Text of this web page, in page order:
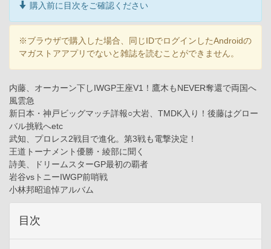
購入前に目次をご確認ください
※ブラウザで購入した場合、同じIDでログインしたAndroidの
マガストアアプリでないと雑誌を読むことができません。
内藤、オーカーン下しIWGP王座V1！鷹木もNEVER奪還で両国へ
風雲急
新日本・神戸ビッグマッチ詳報○大岩、TMDK入り！後藤はグロー
バル挑戦へetc
武知、プロレス2戦目で進化。第3戦も電撃決定！
王道トーナメント優勝・綾部に聞く
詩美、ドリームスターGP最初の覇者
岩谷vsトニーIWGP前哨戦
小林邦昭追悼アルバム
目次